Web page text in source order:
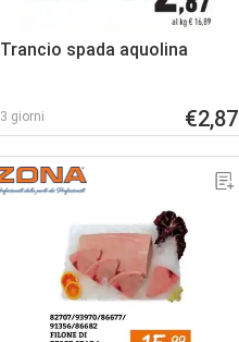
Trancio spada aquolina
3 giorni €2,87